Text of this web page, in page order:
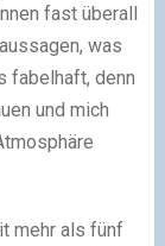
fast überall
was
fabelhaft, denn
und mich
mehr als fünf